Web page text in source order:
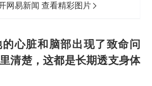
网易新闻 查看精彩图片
心脏和脑部出现了致命问
清楚，这都是长期透支身体